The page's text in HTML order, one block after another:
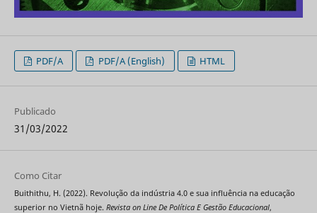
PDF/A PDF/A (English) HTML
Publicado
31/03/2022
Como Citar
Buithithu, H. (2022). Revolução da indústria 4.0 e sua influência na educação
superior no Vietnã hoje. Revista on Line De Política E Gestão Educacional,